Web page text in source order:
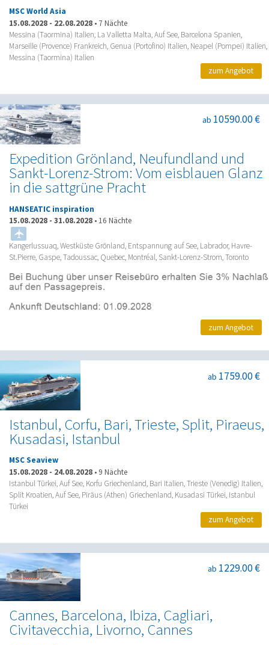
MSC World Asia
15.08.2028 - 22.08.2028 • 7 Nächte
Messina (Taormina) Italien, La Valletta Malta, Auf See, Barcelona Spanien,
Marseille (Provence) Frankreich, Genua (Portofino) Italien, Neapel (Pompei) Italien,
Messina (Taormina) Italien
zum Angebot
Expedition Grönland, Neufundland und
Sankt-Lorenz-Strom: Vom eisblauen Glanz
in die sattgrüne Pracht
ab 10590.00 €
HANSEATIC inspiration
15.08.2028 - 31.08.2028 • 16 Nächte
Kangerlussuaq, Westküste Grönland, Entspannung auf See, Labrador, Havre-
St.Pierre, Gaspe, Tadoussac, Quebec, Montréal, Sankt-Lorenz-Strom, Toronto
zum Angebot
Istanbul, Corfu, Bari, Trieste, Split, Piraeus,
Kusadasi, Istanbul
ab 1759.00 €
MSC Seaview
15.08.2028 - 24.08.2028 • 9 Nächte
Istanbul Türkei, Auf See, Korfu Griechenland, Bari Italien, Trieste (Venedig) Italien,
Split Kroatien, Auf See, Piräus (Athen) Griechenland, Kusadasi Türkei, Istanbul
Türkei
zum Angebot
Cannes, Barcelona, Ibiza, Cagliari,
Civitavecchia, Livorno, Cannes
ab 1229.00 €